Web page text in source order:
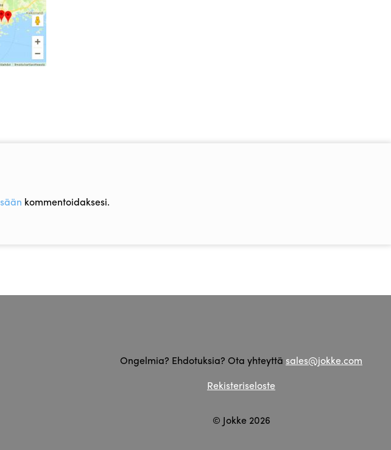
kommentoidaksesi.
Ongelmia? Ehdotuksia? Ota yhteyttä sales@jokke.com
Rekisteriseloste
© Jokke 2026